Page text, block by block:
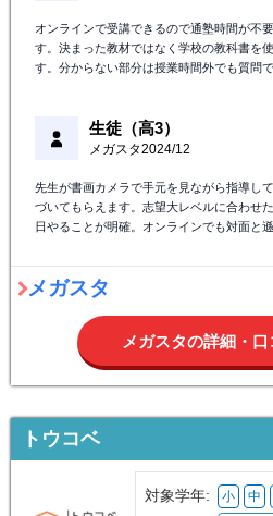
オンラインで受講できるので通塾時間が不
す。決まった教材ではなく学校の教科書を
す。分からない部分は授業時間外でも質問
生徒（高3）
メガスタ2024/12
先生が書画カメラで手元を見ながら指導し
づいてもらえます。志望大レベルに合わせ
日やることが明確。オンラインでも対面と
メガスタ
メガスタの詳細・
トウコベ
対象学年: 小 中